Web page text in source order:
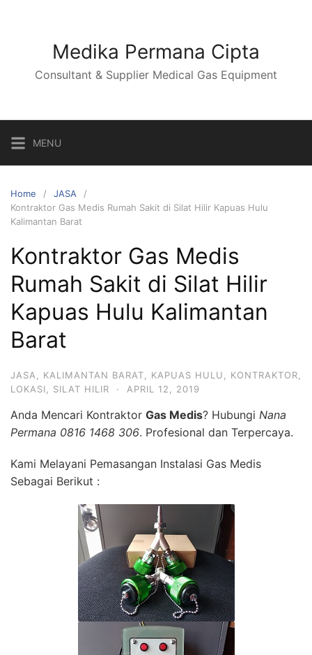
Medika Permana Cipta
Consultant & Supplier Medical Gas Equipment
MENU
Home
JASA
Kontraktor Gas Medis Rumah Sakit di Silat Hilir Kapuas Hulu
Kalimantan Barat
Kontraktor Gas Medis
Rumah Sakit di Silat Hilir
Kapuas Hulu Kalimantan
Barat
JASA KALIMANTAN BARAT KAPUAS HULU KONTRAKTOR
LOKASI
SILAT HILIR · APRIL 12, 2019
Anda Mencari Kontraktor Gas Medis? Hubungi Nana
Permana 0816 1468 306. Profesional dan Terpercaya.
Kami Melayani Pemasangan Instalasi Gas Medis
Sebagai Berikut :